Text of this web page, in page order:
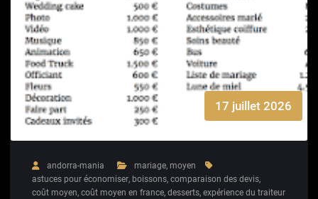
17 juillet 2026
andorra-mania mariage, moyen
astuces pour économiser, boissons, comparaison des devis,
coût moyen, coût moyen en france, desserts, expérience du traiteur